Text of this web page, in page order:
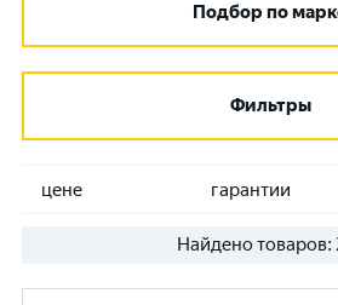
Подбор по
Фильтры
цене гарантии
Найдено товаров: